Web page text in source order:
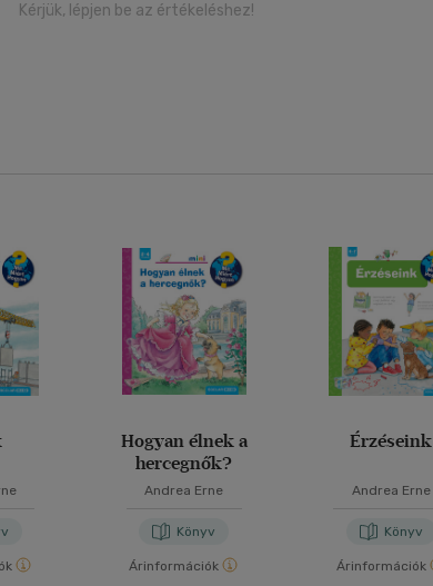
Kérjük, lépjen be az értékeléshez!
Hogyan élnek a
hercegnők?
Andrea Erne
Könyv
Árinformációk
Érzéseink
Andrea Erne
Könyv
Árinformációk